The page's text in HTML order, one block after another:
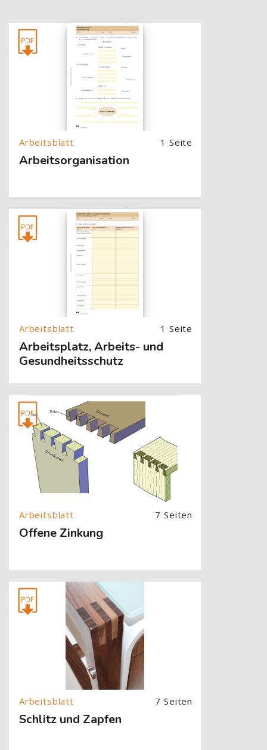
[Cocoon] About (Text with Image) überspringen
1 Seite
Arbeitsorganisation
[Cocoon] About (Text with Image) überspringen
1 Seite
Arbeitsplatz, Arbeits- und
Gesundheitsschutz
[Cocoon] About (Text with Image) überspringen
7 Seiten
Offene Zinkung
[Cocoon] About (Text with Image) überspringen
7 Seiten
Schlitz und Zapfen